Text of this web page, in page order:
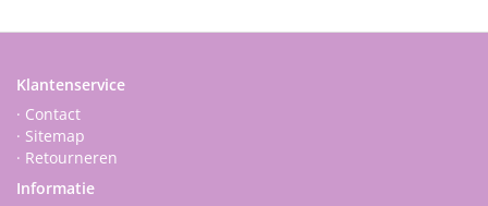
Klantenservice
· Contact
· Sitemap
· Retourneren
Informatie